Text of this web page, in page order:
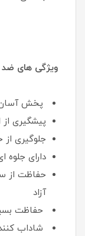
ویژگی های
پخش
پیشگیری
جلوگیری
دارای
حفاظت از
آزاد
حفاظت
شاداب